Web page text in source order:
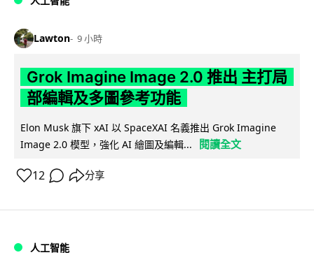
Lawton 9 小時
Grok Imagine Image 2.0 推出 主打局
部編輯及多圖參考功能
Elon Musk 旗下 xAI 以 SpaceXAI 名義推出 Grok Imagine
Image 2.0 模型，強化 AI 繪圖及編輯...
閱讀全文
12 分享
人工智能